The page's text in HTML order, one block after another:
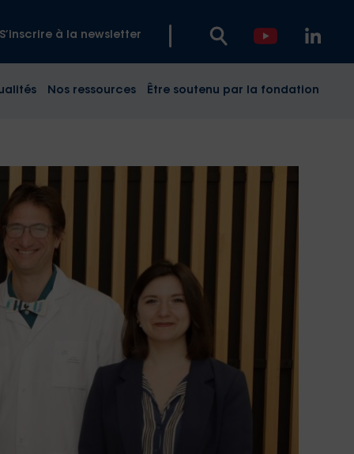
S’inscrire à la newsletter
Nos ressources Être soutenu par la fondation